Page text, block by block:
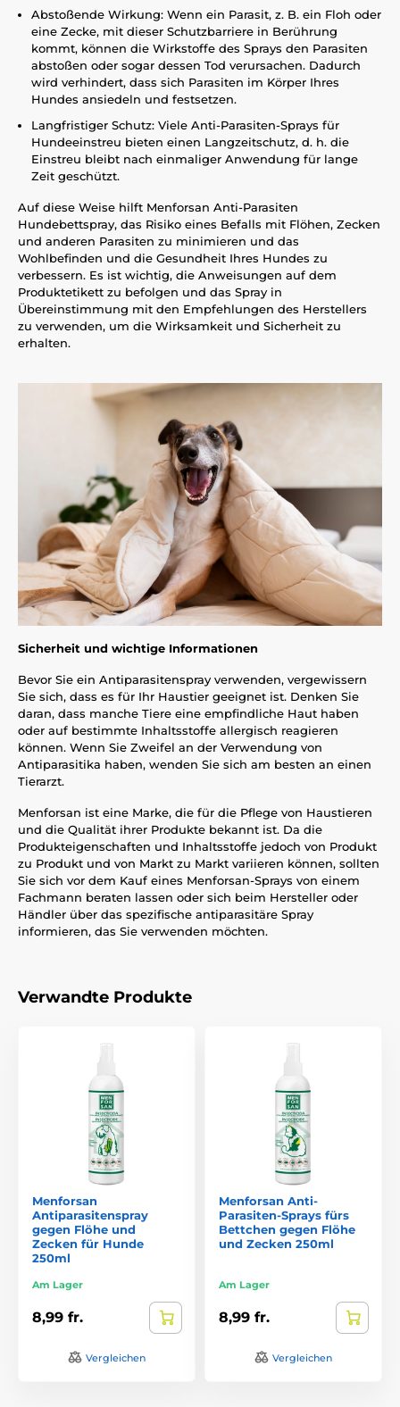
Abstoßende Wirkung: Wenn ein Parasit, z. B. ein Floh oder
eine Zecke, mit dieser Schutzbarriere in Berührung
kommt, können die Wirkstoffe des Sprays den Parasiten
abstoßen oder sogar dessen Tod verursachen. Dadurch
wird verhindert, dass sich Parasiten im Körper Ihres
Hundes ansiedeln und festsetzen.
Langfristiger Schutz: Viele Anti-Parasiten-Sprays für
Hundeeinstreu bieten einen Langzeitschutz, d. h. die
Einstreu bleibt nach einmaliger Anwendung für lange
Zeit geschützt.
Auf diese Weise hilft Menforsan Anti-Parasiten
Hundebettspray, das Risiko eines Befalls mit Flöhen, Zecken
und anderen Parasiten zu minimieren und das
Wohlbefinden und die Gesundheit Ihres Hundes zu
verbessern. Es ist wichtig, die Anweisungen auf dem
Produktetikett zu befolgen und das Spray in
Übereinstimmung mit den Empfehlungen des Herstellers
zu verwenden, um die Wirksamkeit und Sicherheit zu
erhalten.
Sicherheit und wichtige Informationen
Bevor Sie ein Antiparasitenspray verwenden, vergewissern
Sie sich, dass es für Ihr Haustier geeignet ist. Denken Sie
daran, dass manche Tiere eine empfindliche Haut haben
oder auf bestimmte Inhaltsstoffe allergisch reagieren
können. Wenn Sie Zweifel an der Verwendung von
Antiparasitika haben, wenden Sie sich am besten an einen
Tierarzt.
Menforsan ist eine Marke, die für die Pflege von Haustieren
und die Qualität ihrer Produkte bekannt ist. Da die
Produkteigenschaften und Inhaltsstoffe jedoch von Produkt
zu Produkt und von Markt zu Markt variieren können, sollten
Sie sich vor dem Kauf eines Menforsan-Sprays von einem
Fachmann beraten lassen oder sich beim Hersteller oder
Händler über das spezifische antiparasitäre Spray
informieren, das Sie verwenden möchten.
Verwandte Produkte
Menforsan
Antiparasitenspray
gegen Flöhe und
Zecken für Hunde
250ml
Am Lager
8,99 fr.
Vergleichen
Menforsan Anti-
Parasiten-Sprays fürs
Bettchen gegen Flöhe
und Zecken 250ml
Am Lager
8,99 fr.
Vergleichen